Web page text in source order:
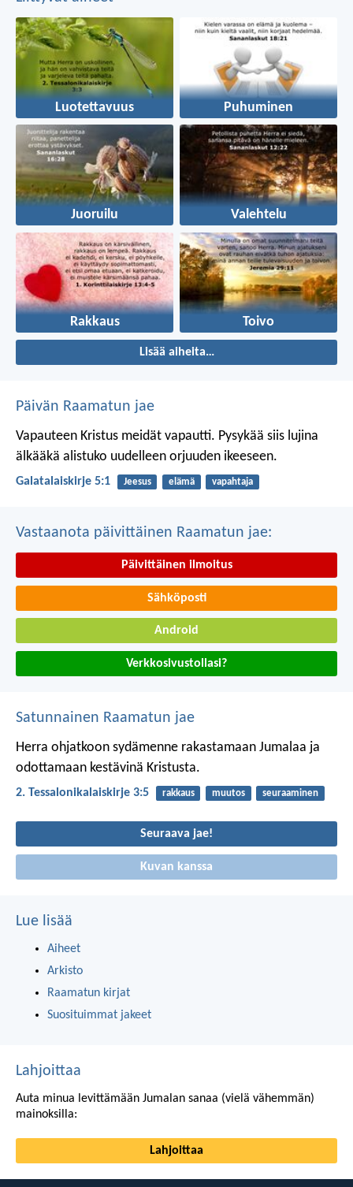
Luotettavuus Puhuminen
Juoruilu Valehtelu
Rakkaus Toivo
Lisää aiheita…
Päivän Raamatun jae
Vapauteen Kristus meidät vapautti. Pysykää siis lujina
älkääkä alistuko uudelleen orjuuden ikeeseen.
Galatalaiskirje 5:1 Jeesus elämä vapahtaja
Vastaanota päivittäinen Raamatun jae:
Päivittäinen ilmoitus
Sähköposti
Android
Verkkosivustollasi?
Satunnainen Raamatun jae
Herra ohjatkoon sydämenne rakastamaan Jumalaa ja
odottamaan kestävinä Kristusta.
2. Tessalonikalaiskirje 3:5 rakkaus muutos seuraaminen
Seuraava jae!
Kuvan kanssa
Lue lisää
Aiheet
Arkisto
Raamatun kirjat
Suosituimmat jakeet
Lahjoittaa
Auta minua levittämään Jumalan sanaa (vielä vähemmän)
mainoksilla:
Lahjoittaa